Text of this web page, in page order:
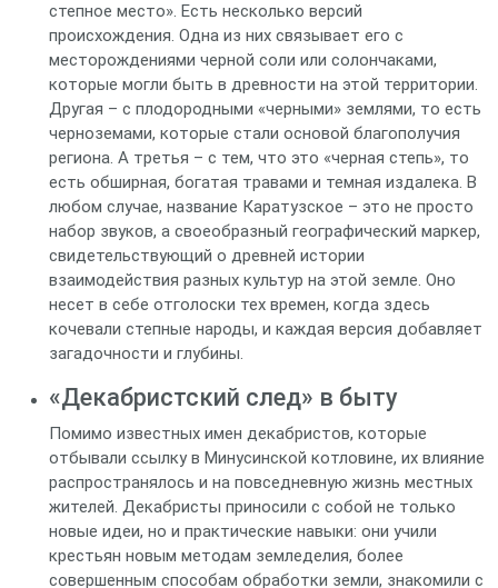
степное место». Есть несколько версий
происхождения. Одна из них связывает его с
месторождениями черной соли или солончаками,
которые могли быть в древности на этой территории.
Другая – с плодородными «черными» землями, то есть
черноземами, которые стали основой благополучия
региона. А третья – с тем, что это «черная степь», то
есть обширная, богатая травами и темная издалека. В
любом случае, название Каратузское – это не просто
набор звуков, а своеобразный географический маркер,
свидетельствующий о древней истории
взаимодействия разных культур на этой земле. Оно
несет в себе отголоски тех времен, когда здесь
кочевали степные народы, и каждая версия добавляет
загадочности и глубины.
«Декабристский след» в быту
Помимо известных имен декабристов, которые
отбывали ссылку в Минусинской котловине, их влияние
распространялось и на повседневную жизнь местных
жителей. Декабристы приносили с собой не только
новые идеи, но и практические навыки: они учили
крестьян новым методам земледелия, более
совершенным способам обработки земли, знакомили с